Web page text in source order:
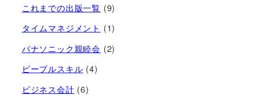
これまでの出版一覧 (9)
タイムマネジメント (1)
パナソニック親睦会 (2)
ピープルスキル (4)
ビジネス会計 (6)